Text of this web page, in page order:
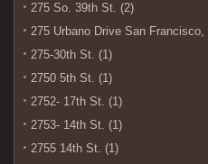
275 So. 39th St. (2)
275 Urbano Drive San Francisco,
275-30th St. (1)
2750 5th St. (1)
2752- 17th St. (1)
2753- 14th St. (1)
2755 14th St. (1)